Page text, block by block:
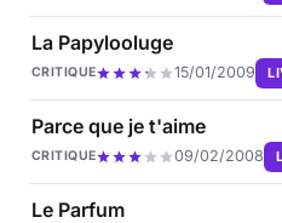
La Papylooluge
CRITIQUE 15/01/2009
Parce que je t'aime
CRITIQUE 09/02/2008
Le Parfum